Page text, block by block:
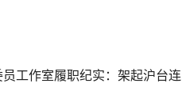
工作室履职纪实：架起沪台连